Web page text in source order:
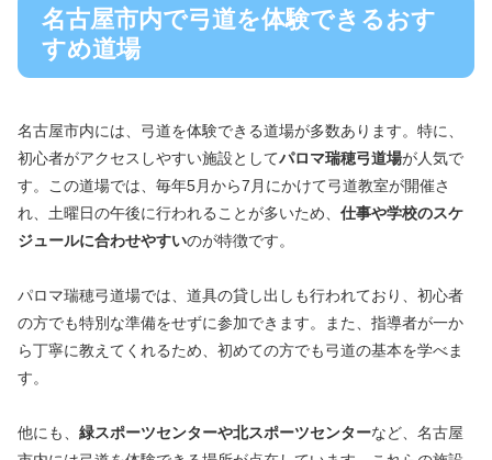
名古屋市内で弓道を体験できるおす
すめ道場
名古屋市内には、弓道を体験できる道場が多数あります。特に、
初心者がアクセスしやすい施設としてパロマ瑞穂弓道場が人気で
す。この道場では、毎年5月から7月にかけて弓道教室が開催さ
れ、土曜日の午後に行われることが多いため、 仕事や学校のスケ
ジュールに合わせやすいのが特徴です。
パロマ瑞穂弓道場では、道具の貸し出しも行われており、初心者
の方でも特別な準備をせずに参加できます。また、指導者が一か
ら丁寧に教えてくれるため、初めての方でも弓道の基本を学べま
す。
他にも、 緑スポーツセンターや北スポーツセンターなど、名古屋